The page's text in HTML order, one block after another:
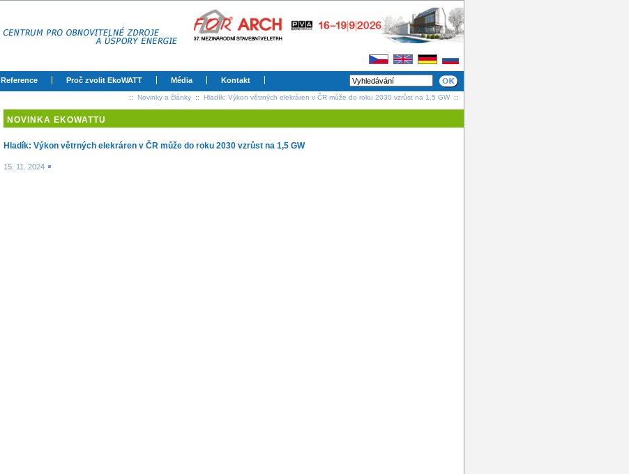
Reference Proč zvolit EkoWATT Média Kontakt
:: Novinky a články :: Hladík: Výkon větrných elekráren v ČR může do roku 2030 vzrůst na 1,5 GW::
NOVINKA EKOWATTU
Hladík: Výkon větrných elekráren v ČR může do roku 2030 vzrůst na 1,5 GW
15. 11. 2024